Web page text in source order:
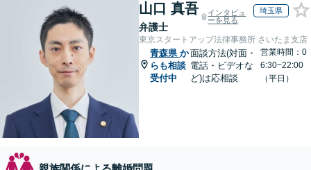
山口 真吾
弁護士
インタビュ
ーを見る
埼玉県
東京スタートアップ法律事務所 さいたま支店
青森県 か
らも相談
受付中
面談方法(対面・
電話・ビデオな
ど)は応相談
営業時間：0
6:30~22:00
（平日）